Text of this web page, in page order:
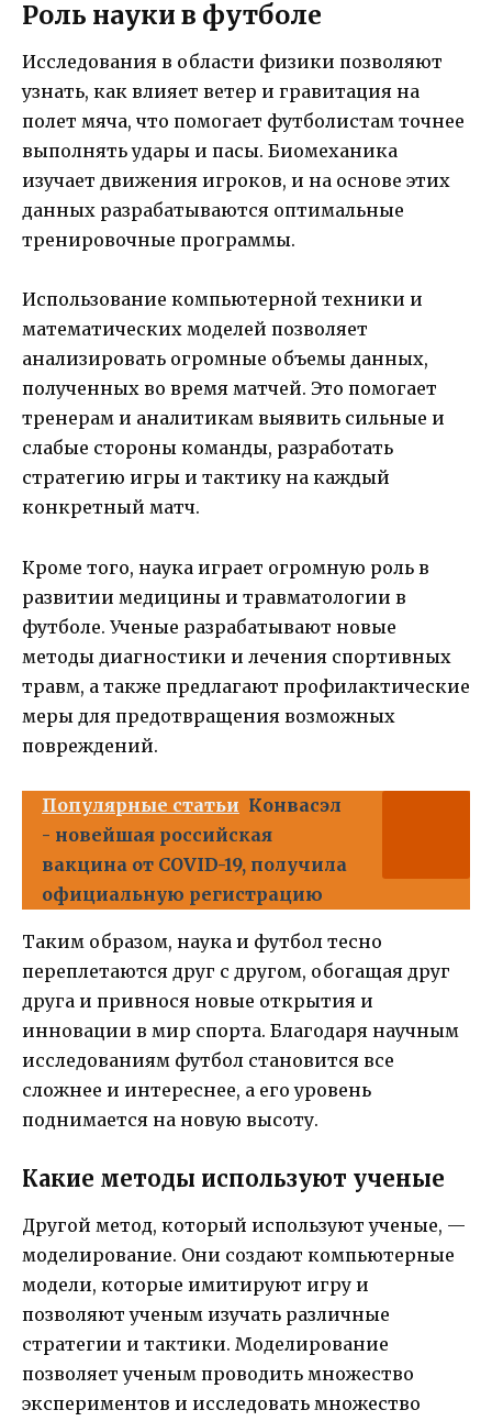
Роль науки в футболе
Исследования в области физики позволяют
узнать, как влияет ветер и гравитация на
полет мяча, что помогает футболистам точнее
выполнять удары и пасы. Биомеханика
изучает движения игроков, и на основе этих
данных разрабатываются оптимальные
тренировочные программы.
Использование компьютерной техники и
математических моделей позволяет
анализировать огромные объемы данных,
полученных во время матчей. Это помогает
тренерам и аналитикам выявить сильные и
слабые стороны команды, разработать
стратегию игры и тактику на каждый
конкретный матч.
Кроме того, наука играет огромную роль в
развитии медицины и травматологии в
футболе. Ученые разрабатывают новые
методы диагностики и лечения спортивных
травм, а также предлагают профилактические
меры для предотвращения возможных
повреждений.
Популярные статьи Конвасэл
- новейшая российская
вакцина от COVID-19, получила
официальную регистрацию
Таким образом, наука и футбол тесно
переплетаются друг с другом, обогащая друг
друга и привнося новые открытия и
инновации в мир спорта. Благодаря научным
исследованиям футбол становится все
сложнее и интереснее, а его уровень
поднимается на новую высоту.
Какие методы используют ученые
Другой метод, который используют ученые, —
моделирование. Они создают компьютерные
модели, которые имитируют игру и
позволяют ученым изучать различные
стратегии и тактики. Моделирование
позволяет ученым проводить множество
экспериментов и исследовать множество